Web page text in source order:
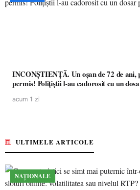
INCONȘTIENȚĂ. Un oșan de 72 de ani,
permis! Polițiștii l-au cadorosit cu un
acum 1 zi
ULTIMELE ARTICOLE
NAȚIONALE